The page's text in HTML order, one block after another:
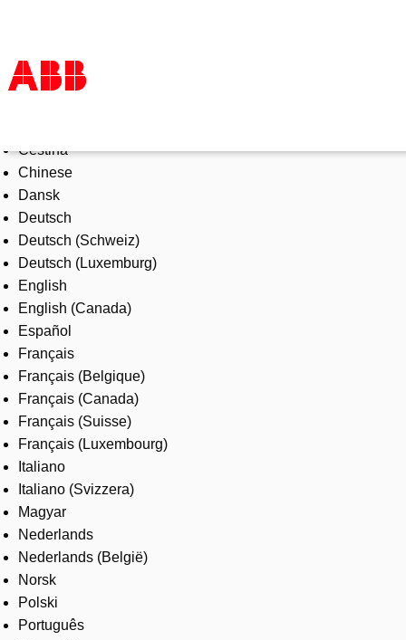
Products & Solutions
Industries
Services
About us
Where to buy
Contact us
Careers
Čeština
Chinese
Dansk
Deutsch
Deutsch (Schweiz)
Deutsch (Luxemburg)
English
English (Canada)
Español
Français
Français (Belgique)
Français (Canada)
Français (Suisse)
Français (Luxembourg)
Italiano
Italiano (Svizzera)
Magyar
Nederlands
Nederlands (België)
Norsk
Polski
Português